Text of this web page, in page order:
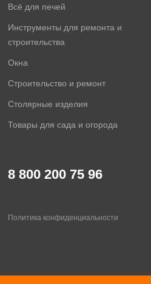
Всё для печей
Инструменты для ремонта и
строительства
Окна
Строительство и ремонт
Столярные изделия
Товары для сада и огорода
8 800 200 75 96
Политика конфиденциальности